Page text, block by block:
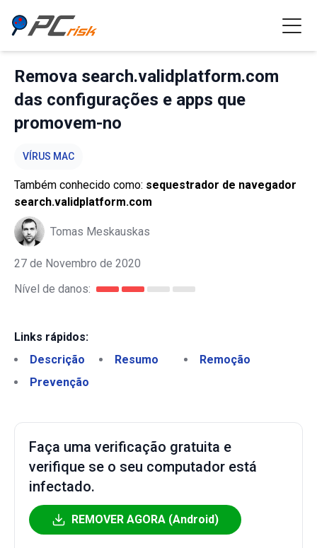
Remova search.validplatform.com
das configurações e apps que
promovem-no
VÍRUS MAC
Também conhecido como: sequestrador de navegador
search.validplatform.com
Tomas Meskauskas
27 de Novembro de 2020
Nível de danos:
Links rápidos:
Descrição
Resumo
Remoção
Prevenção
Faça uma verificação gratuita e
verifique se o seu computador está
infectado.
REMOVER AGORA (Android)